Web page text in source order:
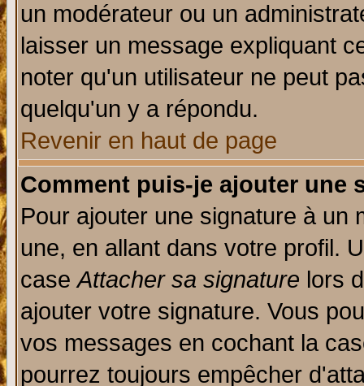
un modérateur ou un
laisser un message expliquant
noter qu'un utilisateur ne peut
quelqu'un y a répondu.
Revenir en haut de page
Comment puis-je ajouter une
Pour ajouter une signature à un
une, en allant dans votre profil.
caseAttacher sa signature lors
ajouter votre signature. Vous
vos messages en cochant la
pourrez toujours empêcher